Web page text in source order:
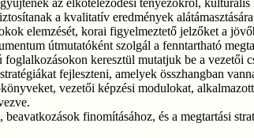
a kvalitatív eredmények
elemzését, korai figyelmeztető jelzőket a
útmutatóként szolgál a fenntartható
keresztül mutatjuk be a vezetői
fejleszteni, amelyek összhangban
vezetői képzési modulokat,
beavatkozások finomításához, és a megtartási